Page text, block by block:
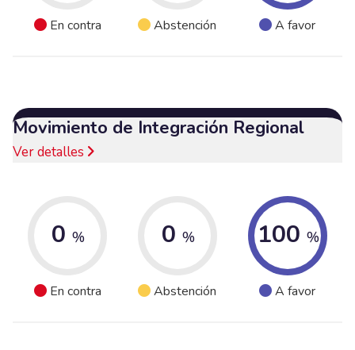
En contra Abstención A favor
Movimiento de Integración Regional
Ver detalles
0 %
En contra
0 %
Abstención
100 %
A favor